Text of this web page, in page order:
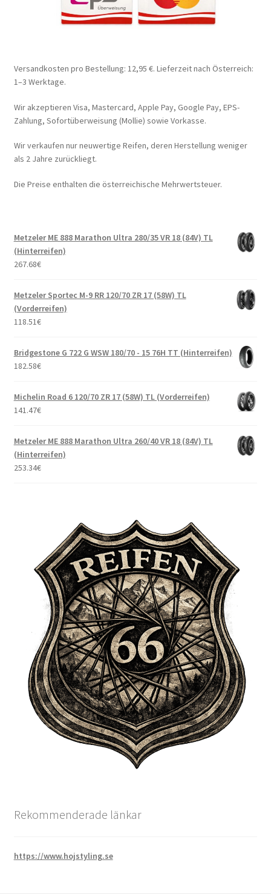
Versandkosten pro Bestellung: 12,95 €. Lieferzeit nach Österreich:
1–3 Werktage.
Wir akzeptieren Visa, Mastercard, Apple Pay, Google Pay, EPS-
Zahlung, Sofortüberweisung (Mollie) sowie Vorkasse.
Wir verkaufen nur neuwertige Reifen, deren Herstellung weniger
als 2 Jahre zurückliegt.
Die Preise enthalten die österreichische Mehrwertsteuer.
Metzeler ME 888 Marathon Ultra 280/35 VR 18 (84V) TL
(Hinterreifen)
267.68€
Metzeler Sportec M-9 RR 120/70 ZR 17 (58W) TL
(Vorderreifen)
118.51€
Bridgestone G 722 G WSW 180/70 - 15 76H TT (Hinterreifen)
182.58€
Michelin Road 6 120/70 ZR 17 (58W) TL (Vorderreifen)
141.47€
Metzeler ME 888 Marathon Ultra 260/40 VR 18 (84V) TL
(Hinterreifen)
253.34€
Rekommenderade länkar
https://www.hojstyling.se